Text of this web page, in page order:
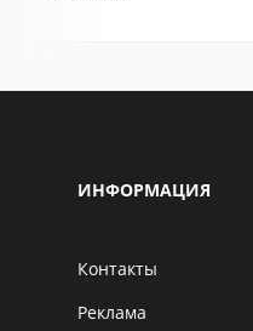
ИНФОРМАЦИЯ
Контакты
Реклама